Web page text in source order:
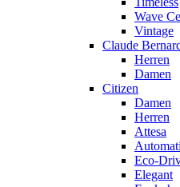
Wave
Vintage
Claude
Herren
Damen
Citizen
Damen
Herren
Attesa
Eco-
Elegant